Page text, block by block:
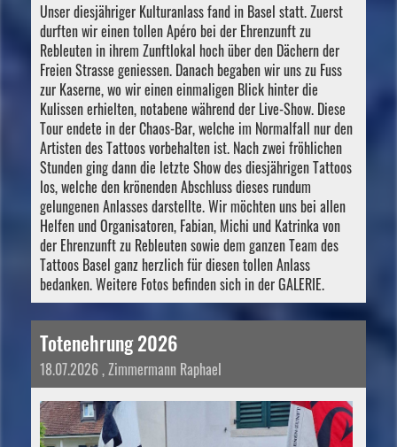
Unser diesjähriger Kulturanlass fand in Basel statt. Zuerst
durften wir einen tollen Apéro bei der Ehrenzunft zu
Rebleuten in ihrem Zunftlokal hoch über den Dächern der
Freien Strasse geniessen. Danach begaben wir uns zu Fuss
zur Kaserne, wo wir einen einmaligen Blick hinter die
Kulissen erhielten, notabene während der Live-Show. Diese
Tour endete in der Chaos-Bar, welche im Normalfall nur den
Artisten des Tattoos vorbehalten ist. Nach zwei fröhlichen
Stunden ging dann die letzte Show des diesjährigen Tattoos
los, welche den krönenden Abschluss dieses rundum
gelungenen Anlasses darstellte. Wir möchten uns bei allen
Helfen und Organisatoren, Fabian, Michi und Katrinka von
der Ehrenzunft zu Rebleuten sowie dem ganzen Team des
Tattoos Basel ganz herzlich für diesen tollen Anlass
bedanken. Weitere Fotos befinden sich in der GALERIE.
Totenehrung 2026
18.07.2026, Zimmermann Raphael